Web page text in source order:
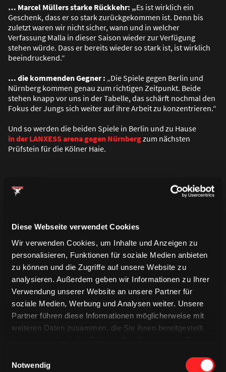
Diese Webseite verwendet Cookies
Wir verwenden Cookies, um Inhalte und Anzeigen zu
personalisieren, Funktionen für soziale Medien anbieten
zu können und die Zugriffe auf unsere Website zu
analysieren. Außerdem geben wir Informationen zu Ihrer
Verwendung unserer Website an unsere Partner für
soziale Medien, Werbung und Analysen weiter. Unsere
Partner führen diese Informationen möglicherweise mit
weiteren Daten zusammen, die Sie ihnen bereitgestellt
Notwendig
… Marcel Müllers starke Rückkehr​​​: „Es ist wirklich ein
Geschenk, dass er so stark zurückgekommen ist. Denn bis
zuletzt waren wir nicht sicher, wann und in welcher
Verfassung Malla in dieser Saison wieder zur Verfügung
stehen würde. Dass er bereits wieder so stark ist, ist wirklich
beeindruckend.“
… die kommenden Gegner : „Die Spiele gegen Berlin und
Nürnberg kommen genau zum richtigen Zeitpunkt. Beide
stehen knapp vor uns in der Tabelle, das schärft nochmal den
Fokus der Jungs sich weiter auf ihre Arbeit zu konzentrieren.“
Und so werden die beiden Spiele in Berlin und zu Hause
in der LANXESS arena gegen Nürnbergzum nächsten
Prüfstein für die Kölner Haie.